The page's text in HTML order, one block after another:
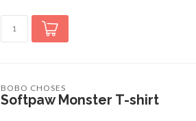
BOBO CHOSES
Softpaw Monster T-shirt